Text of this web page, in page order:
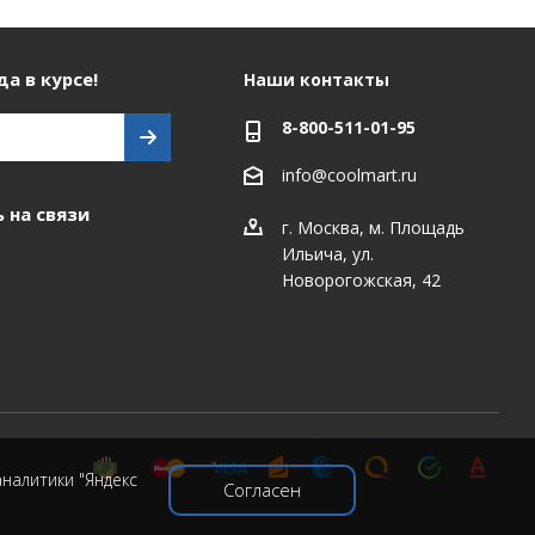
в курсе!
на связи
Наши контакты
8-800-511-01-95
info@coolmart.ru
г. Москва, м. Площадь
Ильича, ул.
Новорогожская, 42
"Яндекс Согласен